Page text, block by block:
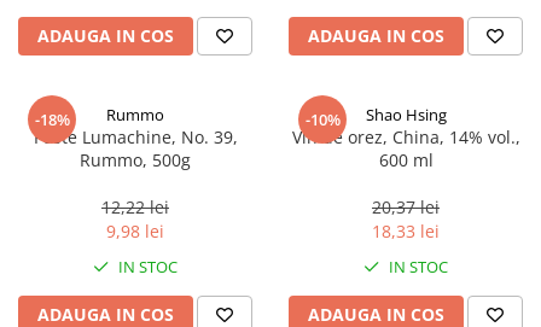
ADAUGA IN COS ADAUGA IN COS
-18% Rummo
Paste Lumachine, No. 39,
Rummo, 500g
12,22 lei
9,98 lei
IN STOC
ADAUGA IN COS
-10% Shao Hsing
Vin de orez, China, 14% vol.,
600 ml
20,37 lei
18,33 lei
IN STOC
ADAUGA IN COS